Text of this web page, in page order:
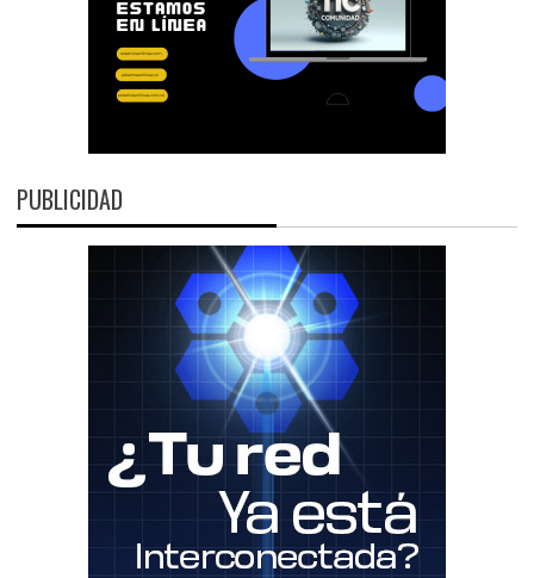
PUBLICIDAD